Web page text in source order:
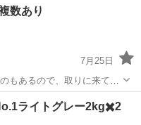
数あり
7月25日
もあるので、取りに来て頂
ライトグレー2kg✖️2